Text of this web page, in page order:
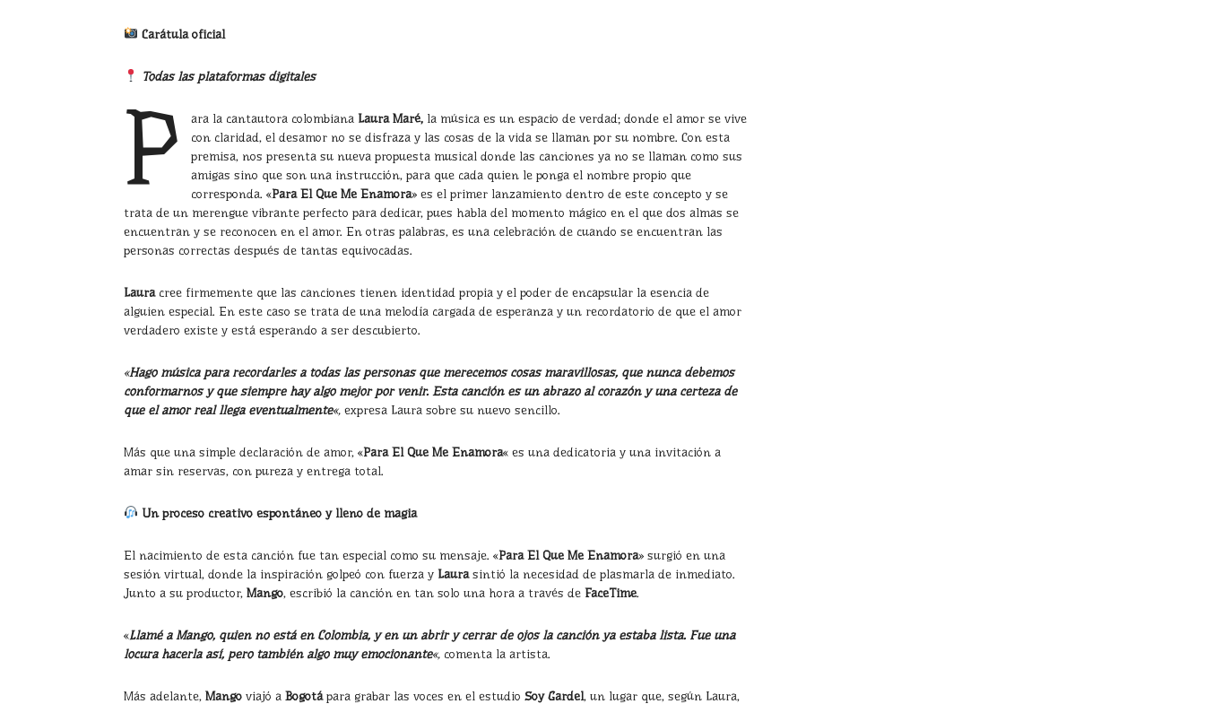
Carátula oficial
Todas las plataformas digitales
P ara la cantautora colombiana Laura Maré,la música es un espacio de verdad; donde el amor se vive
con claridad, el desamor no se disfraza y las cosas de la vida se llaman por su nombre. Con esta
premisa, nos presenta su nueva propuesta musical donde las canciones ya no se llaman como sus
amigas sino que son una instrucción, para que cada quien le ponga el nombre propio que
corresponda. «Para El Que Me Enamora» es el primer lanzamiento dentro de este concepto y se
trata de un merengue vibrante perfecto para dedicar, pues habla del momento mágico en el que dos almas se
encuentran y se reconocen en el amor. En otras palabras, es una celebración de cuando se encuentran las
personas correctas después de tantas equivocadas.
Lauracree firmemente que las canciones tienen identidad propia y el poder de encapsular la esencia de
alguien especial. En este caso se trata de una melodía cargada de esperanza y un recordatorio de que el amor
verdadero existe y está esperando a ser descubierto.
«Hago música para recordarles a todas las personas que merecemos cosas maravillosas, que nunca debemos
conformarnos y que siempre hay algo mejor por venir. Esta canción es un abrazo al corazón y una certeza de
que el amor real llega eventualmente«, expresa Laura sobre su nuevo sencillo.
Más que una simple declaración de amor, «Para El Que Me Enamora« es una dedicatoria y una invitación a
amar sin reservas, con pureza y entrega total.
Un proceso creativo espontáneo y lleno de magia
El nacimiento de esta canción fue tan especial como su mensaje. «Para El Que Me Enamora» surgió en una
sesión virtual, donde la inspiración golpeó con fuerza y Laurasintió la necesidad de plasmarla de inmediato.
Junto a su productor, Mango, escribió la canción en tan solo una hora a través de FaceTime.
«Llamé a Mango, quien no está en Colombia, y en un abrir y cerrar de ojos la canción ya estaba lista. Fue una
locura hacerla así, pero también algo muy emocionante«, comenta la artista.
Más adelante, Mango viajó a Bogotápara grabar las voces en el estudio Soy Gardel, un lugar que, según Laura,